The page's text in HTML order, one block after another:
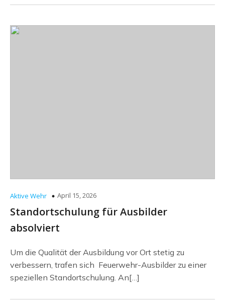
Aktive Wehr April 15, 2026
Standortschulung für Ausbilder
absolviert
Um die Qualität der Ausbildung vor Ort stetig zu
verbessern, trafen sich Feuerwehr-Ausbilder zu einer
speziellen Standortschulung. An[…]